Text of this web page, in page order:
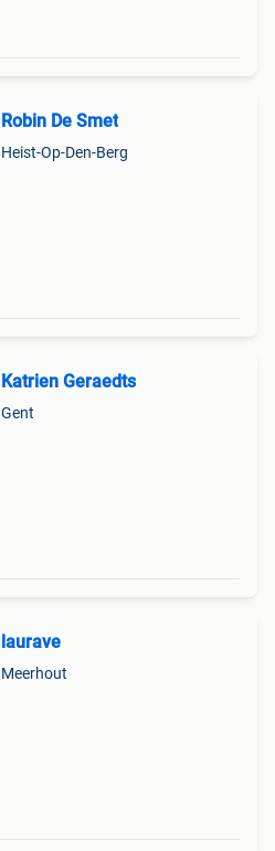
Robin De Smet
Heist-Op-Den-Berg
Katrien Geraedts
Gent
laurave
Meerhout